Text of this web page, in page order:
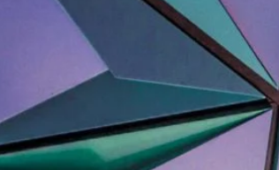
ISO